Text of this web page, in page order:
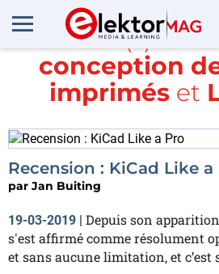
Article(s) avec
conception
impriméset
Recension : KiCad Like a
par Jan Buiting
19-03-2019 | Depuis son
s'est affirmé comme résolument
et sans aucune limitation, et c’est